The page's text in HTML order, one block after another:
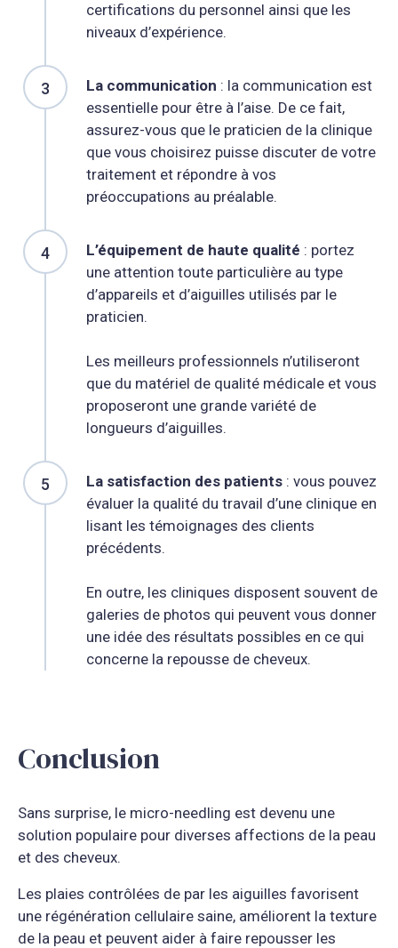
certifications du personnel ainsi que les
niveaux d’expérience.
La communication : la communication est
essentielle pour être à l’aise. De ce fait,
assurez-vous que le praticien de la clinique
que vous choisirez puisse discuter de votre
traitement et répondre à vos
préoccupations au préalable.
L’équipement de haute qualité : portez
une attention toute particulière au type
d’appareils et d’aiguilles utilisés par le
praticien.
Les meilleurs professionnels n’utiliseront
que du matériel de qualité médicale et vous
proposeront une grande variété de
longueurs d’aiguilles.
La satisfaction des patients : vous pouvez
évaluer la qualité du travail d’une clinique en
lisant les témoignages des clients
précédents.
En outre, les cliniques disposent souvent de
galeries de photos qui peuvent vous donner
une idée des résultats possibles en ce qui
concerne la repousse de cheveux.
Conclusion
Sans surprise, le micro-needling est devenu une
solution populaire pour diverses affections de la peau
et des cheveux.
Les plaies contrôlées de par les aiguilles favorisent
une régénération cellulaire saine, améliorent la texture
de la peau et peuvent aider à faire repousser les